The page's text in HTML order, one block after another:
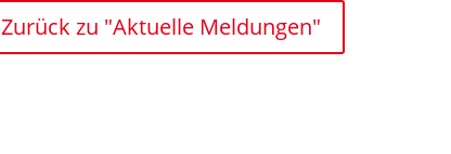
Zurück zu "Aktuelle Meldungen"